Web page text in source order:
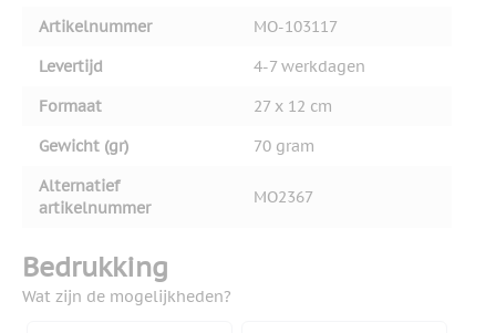
Artikelnummer
MO-103117
Levertijd
4-7 werkdagen
Formaat
27 x 12 cm
Gewicht (gr)
70 gram
Alternatief
artikelnummer
MO2367
Bedrukking
Wat zijn de mogelijkheden?